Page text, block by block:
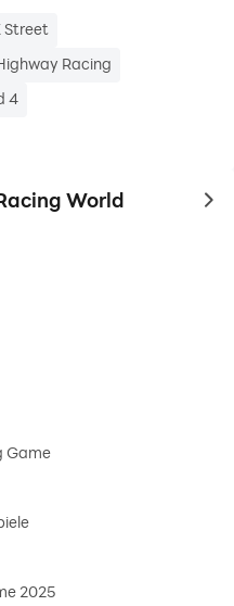
Street
Racing
4
World to
Game
2025